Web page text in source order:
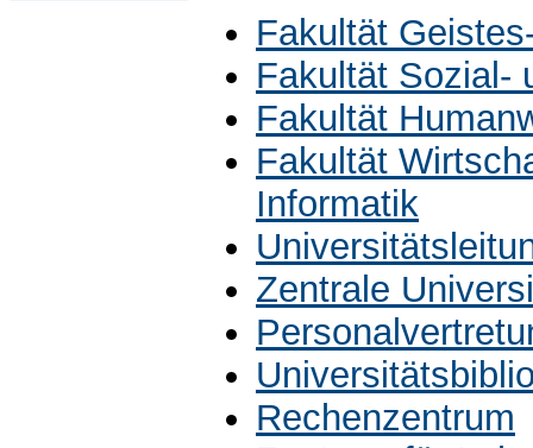
Fakultät
Fakultät Sozial-
Fakultät
Fakultät
Informatik
Zentrale
Rechenzentrum